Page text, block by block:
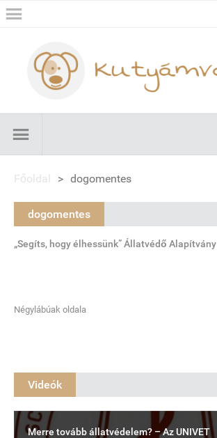
Főoldal > dogomentes
dogomentes
„Segíts, hogy élhessünk” Állatvédő Alapítvány
Négylábúak oldala
Videók
Merre tovább állatvédelem? – Az UNIVET